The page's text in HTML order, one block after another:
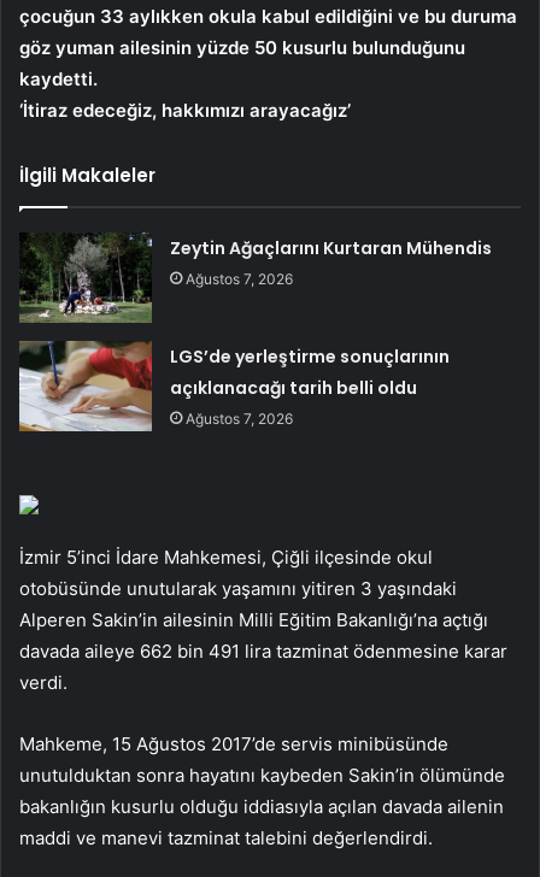
çocuğun 33 aylıkken okula kabul edildiğini ve bu duruma
göz yuman ailesinin yüzde 50 kusurlu bulunduğunu
kaydetti.
‘İtiraz edeceğiz, hakkımızı arayacağız’
İlgili Makaleler
Zeytin Ağaçlarını Kurtaran Mühendis
Ağustos 7, 2026
LGS’de yerleştirme sonuçlarının
açıklanacağı tarih belli oldu
Ağustos 7, 2026
İzmir 5’inci İdare Mahkemesi, Çiğli ilçesinde okul
otobüsünde unutularak yaşamını yitiren 3 yaşındaki
Alperen Sakin’in ailesinin Milli Eğitim Bakanlığı’na açtığı
davada aileye 662 bin 491 lira tazminat ödenmesine karar
verdi.
Mahkeme, 15 Ağustos 2017’de servis minibüsünde
unutulduktan sonra hayatını kaybeden Sakin’in ölümünde
bakanlığın kusurlu olduğu iddiasıyla açılan davada ailenin
maddi ve manevi tazminat talebini değerlendirdi.